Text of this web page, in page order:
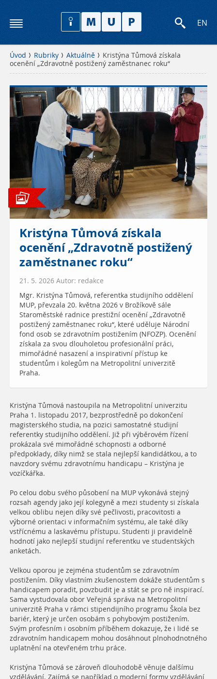
EN
Úvod Rubriky Aktuálně
Kristýna Tůmová získala
ocenění „Zdravotně postižený zaměstnanec roku“
Kristýna Tůmová získala
ocenění „Zdravotně postižený
zaměstnanec roku“
21. 5. 2026 Autor: redakce
Mgr. Kristýna Tůmová, referentka studijního oddělení
MUP, převzala 20. května 2026 v Brožíkově sále
Staroměstské radnice prestižní ocenění „Zdravotně
postižený zaměstnanec roku“, které uděluje Národní
fond osob se zdravotním postižením (NFOZP). Ocenění
získala za svou dlouholetou profesionální práci,
mimořádné nasazení a inspirativní přístup ke
studentům i kolegům na Metropolitní univerzitě
Praha.
Kristýna Tůmová nastoupila na Metropolitní univerzitu
Praha 1. listopadu 2017, bezprostředně po dokončení
magisterského studia, na pozici samostatné studijní
referentky studijního oddělení. Již při výběrovém řízení
prokázala své mimořádné schopnosti a odborné
předpoklady, díky nimž se stala nejlepší kandidátkou, a to
navzdory svému zdravotnímu handicapu – Kristýna je
vozíčkářka.
Po celou dobu svého působení na MUP vykonává stejný
rozsah agendy jako její kolegyně a mezi studenty si získala
velkou oblibu nejen díky své pečlivosti, pracovitosti a
výborné orientaci v informačním systému, ale také díky
vstřícnému a laskavému přístupu. Studenti ji pravidelně
hodnotí jako nejlepší studijní referentku ve studentských
anketách.
Velkou oporou je zejména studentům se zdravotním
postižením. Díky vlastním zkušenostem dokáže studentům s
handicapem poradit, povzbudit je a stát se pro ně inspirací.
Sama vystudovala obor Veřejná správa na Metropolitní
univerzitě Praha v rámci stipendijního programu Škola bez
bariér, který je určen osobám s pohybovým postižením.
Svým profesním i osobním příběhem dokazuje, že i lidé se
zdravotním handicapem mohou dosáhnout plnohodnotného
uplatnění na otevřeném trhu práce.
Kristýna Tůmová se zároveň dlouhodobě věnuje dalšímu